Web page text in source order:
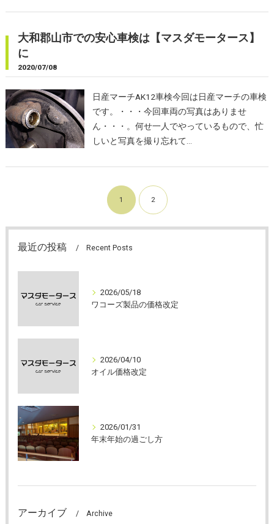
大和郡山市での安心車検は【マスダモータース】
に
2020/07/08
日産マーチAK12車検今回は日産マーチの車検
です。・・・今回車両の写真はありませ
ん・・・。何せ一人でやっているもので、忙
しいと写真を撮り忘れて…
1 2
最近の投稿 Recent Posts
2026/05/18
ワコーズ製品の価格改定
2026/04/10
オイル価格改定
2026/01/31
年末年始の過ごし方
アーカイブ Archive